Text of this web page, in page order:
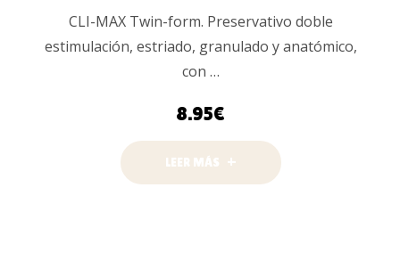
CLI-MAX Twin-form. Preservativo doble
estimulación, estriado, granulado y anatómico,
con …
8.95€
LEER MÁS